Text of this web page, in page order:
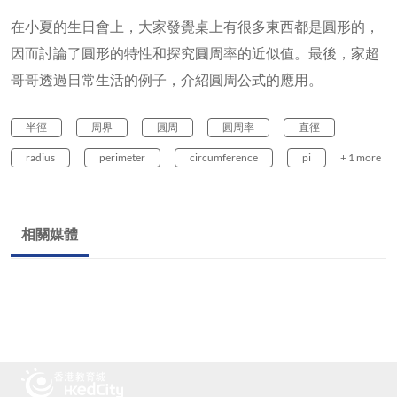
在小夏的生日會上，大家發覺桌上有很多東西都是圓形的，
因而討論了圓形的特性和探究圓周率的近似值。最後，家超
哥哥透過日常生活的例子，介紹圓周公式的應用。
半徑 周界 圓周 圓周率 直徑
radius perimeter circumference pi + 1 more
相關媒體